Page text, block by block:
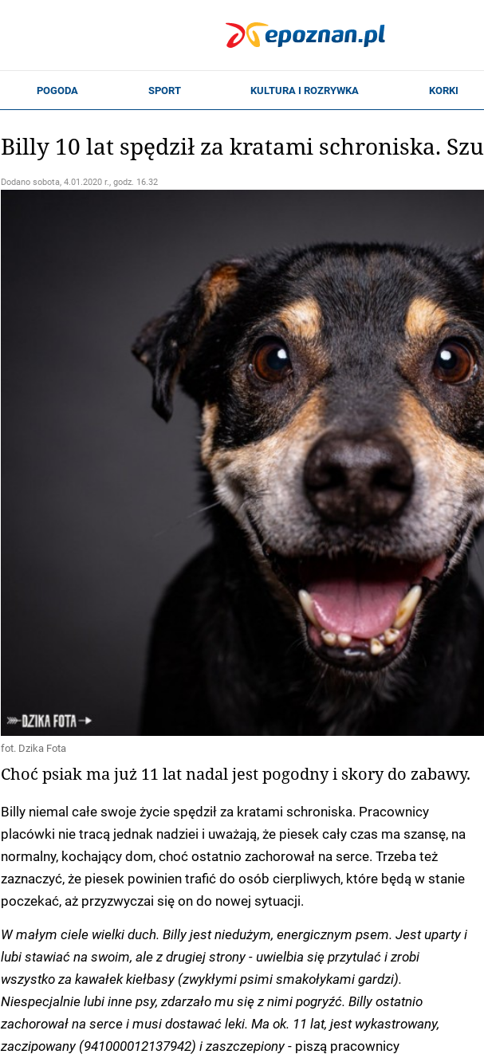
Billy 10 lat spędził za kratami schroniska.
Dodano sobota, 4.01.2020 r., godz. 16.32
fot. Dzika Fota
Choć psiak ma już 11 lat nadal jest pogodny i skory do zabawy.
Billy niemal całe swoje życie spędził za kratami schroniska. Pracownicy
placówki nie tracą jednak nadziei i uważają, że piesek cały czas ma szansę, na
normalny, kochający dom, choć ostatnio zachorował na serce. Trzeba też
zaznaczyć, że piesek powinien trafić do osób cierpliwych, które będą w stanie
poczekać, aż przyzwyczai się on do nowej sytuacji.
W małym ciele wielki duch. Billy jest niedużym, energicznym psem. Jest uparty i
lubi stawiać na swoim, ale z drugiej strony - uwielbia się przytulać i zrobi
wszystko za kawałek kiełbasy (zwykłymi psimi smakołykami gardzi).
Niespecjalnie lubi inne psy, zdarzało mu się z nimi pogryźć. Billy ostatnio
zachorował na serce i musi dostawać leki. Ma ok. 11 lat, jest wykastrowany,
zaczipowany (941000012137942) izaszczepiony- piszą pracownicy